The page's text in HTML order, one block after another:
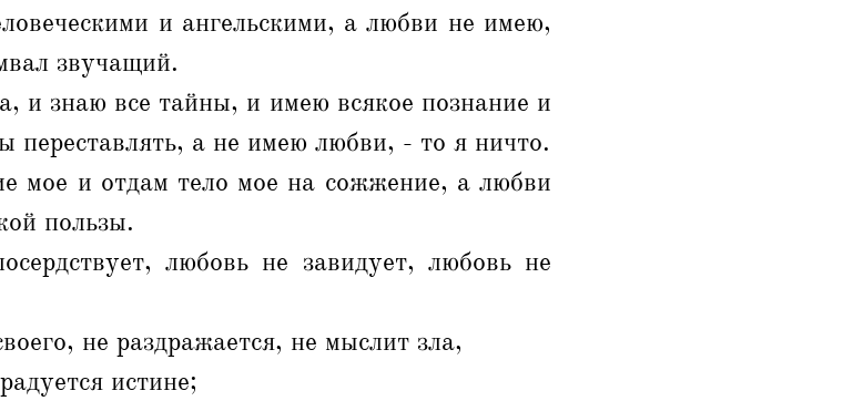
и ангельскими, а любви не имею,
звучащий.
и знаю все тайны, и имею всякое познание и
переставлять, а не имею любви, - то я ничто.
мое и отдам тело мое на сожжение, а любви
пользы.
любовь не завидует, любовь не
не раздражается, не мыслит зла,
истине;